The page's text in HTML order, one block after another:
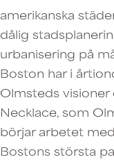
amerikanska
dålig
urbanisering på
Boston har i
Olmsteds
Necklace, som
börjar arbetet
Bostons största